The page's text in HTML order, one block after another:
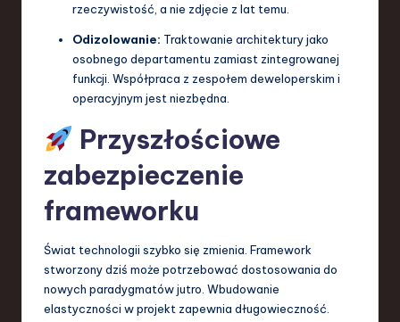
rzeczywistość, a nie zdjęcie z lat temu.
Odizolowanie: Traktowanie architektury jako
osobnego departamentu zamiast zintegrowanej
funkcji. Współpraca z zespołem deweloperskim i
operacyjnym jest niezbędna.
Przyszłościowe
zabezpieczenie
frameworku
Świat technologii szybko się zmienia. Framework
stworzony dziś może potrzebować dostosowania do
nowych paradygmatów jutro. Wbudowanie
elastyczności w projekt zapewnia długowieczność.